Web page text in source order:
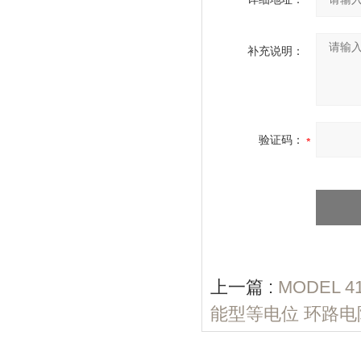
补充说明：
验证码：
上一篇 : MODEL
能型等电位 环路